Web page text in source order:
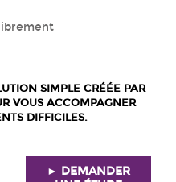
SIMPLE CRÉÉE PAR
VOUS ACCOMPAGNER
DIFFICILES.
► DEMANDER